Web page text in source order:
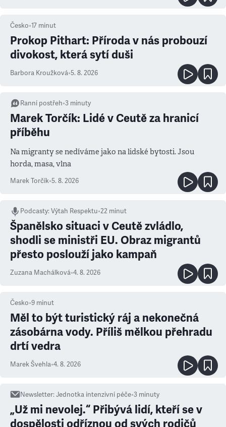
Česko•17 minut
Prokop Pithart: Příroda v nás probouzí
divokost, která sytí duši
Barbora Kroužková•5. 8. 2026
Ranní postřeh•3 minuty
Marek Torčík: Lidé v Ceutě za hranicí
příběhu
Na migranty se nedíváme jako na lidské bytosti. Jsou
horda, masa, vlna
Marek Torčík•5. 8. 2026
Podcasty:Výtah Respektu•22 minut
Španělsko situaci v Ceutě zvládlo,
shodli se ministři EU. Obraz migrantů
přesto poslouží jako kampaň
Zuzana Machálková•4. 8. 2026
Česko•9 minut
Měl to být turistický ráj a nekonečná
zásobárna vody. Příliš mělkou přehradu
drtí vedra
Marek Švehla•4. 8. 2026
Newsletter:Jednotka intenzivní péče•3 minuty
„Už mi nevolej.“ Přibývá lidí, kteří se v
dospělosti odříznou od svých rodičů